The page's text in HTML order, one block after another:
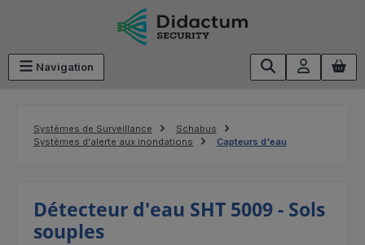
Passer au contenu principal
Navigation
Systèmes de Surveillance
Schabus
Systèmes d'alerte aux inondations
Capteurs d'eau
Détecteur d'eau SHT 5009 - Sols
souples